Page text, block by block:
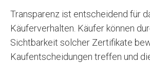
Transparenz ist entscheidend für
Käuferverhalten. Käufer können
Sichtbarkeit solcher Zertifikate
Kaufentscheidungen treffen und